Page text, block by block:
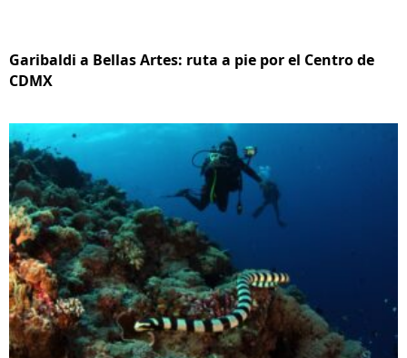
Garibaldi a Bellas Artes: ruta a pie por el Centro de
CDMX